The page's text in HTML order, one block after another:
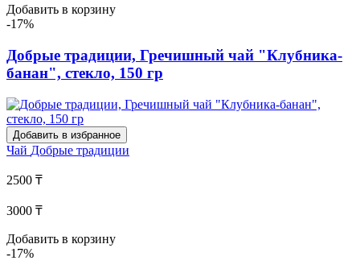
Добавить в корзину
-17%
Добрые традиции, Гречишный чай "Клубника-
банан", стекло, 150 гр
Добавить в избранное
Чай Добрые традиции
2500 ₸
3000 ₸
Добавить в корзину
-17%